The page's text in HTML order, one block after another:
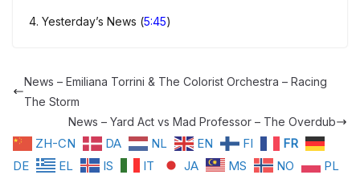
4. Yesterday’s News (5:45)
News – Emiliana Torrini & The Colorist Orchestra – Racing
The Storm
News – Yard Act vs Mad Professor – The Overdub
ZH-CN DA NL EN FI
FR
DE
EL IS IT JA MS NO
PL